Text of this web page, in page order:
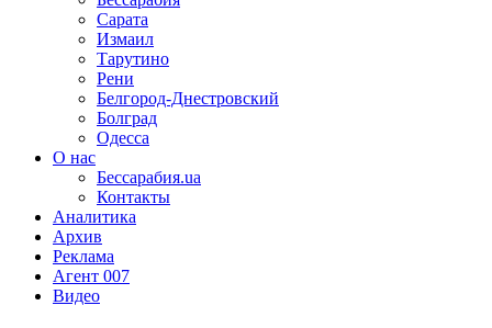
Сарата
Измаил
Тарутино
Рени
Белгород-Днестровский
Болград
Одесса
О нас
Бессарабия.ua
Контакты
Аналитика
Архив
Реклама
Агент 007
Видео